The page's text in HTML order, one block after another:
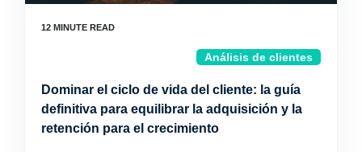
Análisis de clientes
Dominar el ciclo de vida del cliente: la guía
definitiva para equilibrar la adquisición y la
retención para el crecimiento